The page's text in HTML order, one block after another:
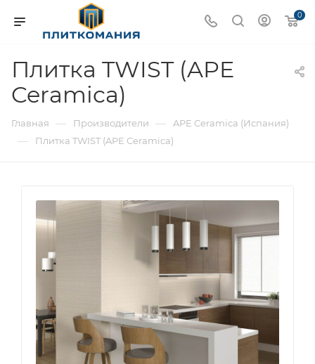
0
Плитка TWIST (APE
Ceramica)
Главная — Производители — APE Ceramica (Испания)
— Плитка TWIST (APE Ceramica)